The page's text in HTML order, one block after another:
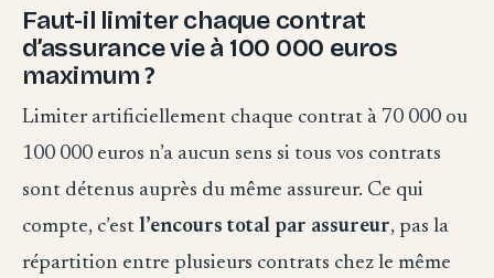
Faut-il limiter chaque contrat
d’assurance vie à 100 000 euros
maximum ?
Limiter artificiellement chaque contrat à 70 000 ou
100 000 euros n’a aucun sens si tous vos contrats
sont détenus auprès du même assureur. Ce qui
compte, c’est l’encours total par assureur, pas la
répartition entre plusieurs contrats chez le même